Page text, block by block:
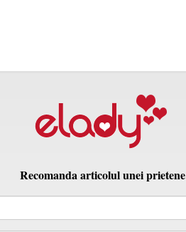
Recomanda articolul unei prietene